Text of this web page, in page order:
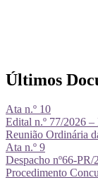
Últimos
Ata n.º 10
Edital n.º 77/2026 –
Reunião Ordinária
Ata n.º 9
Despacho nº66-
Procedimento